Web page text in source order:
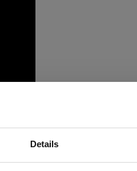
Details